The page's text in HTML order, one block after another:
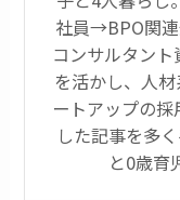
社員→BPO関
コンサルタン
を活かし、人
ートアップの
した記事を多
と0歳育